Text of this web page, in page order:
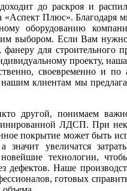
до раскроя и
«Аспект Плюс». Благодаря
оборудованию
выбором. Если Вам
для строительного
проекту,
своевременно и по
клиентам мы
другой, понимаем
ЛДСП. При
покрытие может быть
значит увеличатся
новейшие технологии,
дефектов. Наше
готовых